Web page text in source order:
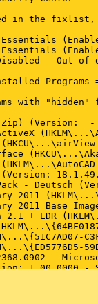
in the fixlist,
(Enabled
(Enabled
- Out of
Programs
with
Zip) (Version:
(Version:
Pack - Deutsch
2011
2011 Base
2.1 + EDR
-
1.00.0000 -